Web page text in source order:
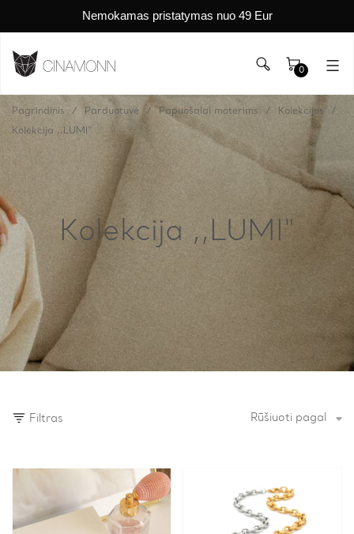
Nemokamas pristatymas nuo 49 Eur
0
Kolekcija ,,LUMI"
Pagrindinis Parduotuvė Papuošalai moterims Kolekcijos
Kolekcija ,,LUMI"
Filtras Rūšiuoti pagal